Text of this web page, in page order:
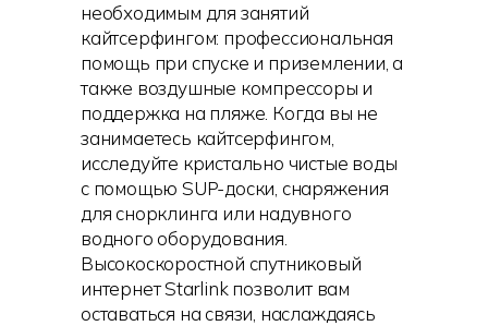
необходимым для занятий
кайтсерфингом: профессиональная
помощь при спуске и приземлении, а
также воздушные компрессоры и
поддержка на пляже. Когда вы не
занимаетесь кайтсерфингом,
исследуйте кристально чистые воды
с помощью SUP-доски, снаряжения
для снорклинга или надувного
водного оборудования.
Высокоскоростной спутниковый
интернет Starlink позволит вам
оставаться на связи, наслаждаясь